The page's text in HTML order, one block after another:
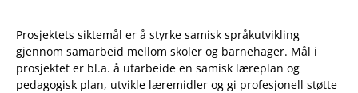
Prosjektets siktemål er å styrke samisk språkutvikling
gjennom samarbeid mellom skoler og barnehager. Mål i
prosjektet er bl.a. å utarbeide en samisk læreplan og
pedagogisk plan, utvikle læremidler og gi profesjonell støtte